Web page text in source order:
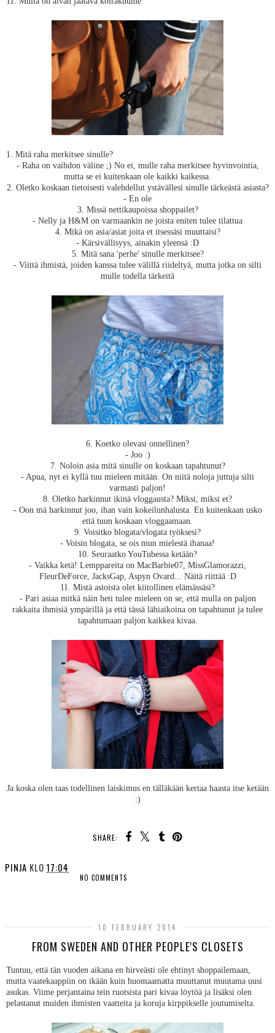
1. Mitä raha merkitsee sinulle?
- Raha on vaihdon väline ;) No ei, mulle raha merkitsee hyvinvointia,
mutta se ei kuitenkaan ole kaikki kaikessa.
2. Oletko koskaan tietoisesti valehdellut ystävällesi sinulle tärkeästä asiasta?
- En ole
3. Missä nettikaupoissa shoppailet?
- Nelly ja H&M on varmaankin ne joista eniten tulee tilattua
4. Mikä on asia/asiat joita et itsessäsi muuttaisi?
- Kärsivällisyys, ainakin yleensä :D
5. Mitä sana 'perhe' sinulle merkitsee?
- Viittä ihmistä, joiden kanssa tulee välillä riideltyä, mutta jotka on silti
mulle todella tärkeitä
6. Koetko olevasi onnellinen?
- Joo :)
7. Noloin asia mitä sinulle on koskaan tapahtunut?
- Apua, nyt ei kyllä tuu mieleen mitään. On niitä noloja juttuja silti
varmasti paljon!
8. Oletko harkinnut ikinä vloggausta? Miksi, miksi et?
- Oon mä harkinnut joo, ihan vain kokeilunhalusta. En kuitenkaan usko
että tuun koskaan vloggaamaan.
9. Voisitko blogata/vlogata työksesi?
- Voisin blogata, se ois mun mielestä ihanaa!
10. Seuraatko YouTubessa ketään?
- Vaikka ketä! Lemppareita on MacBarbie07, MissGlamorazzi,
FleurDeForce, JacksGap, Aspyn Ovard... Näitä riittää :D
11. Mistä asioista olet kiitollinen elämässäsi?
- Pari asiaa mitkä näin heti tulee mieleen on se, että mulla on paljon
rakkaita ihmisiä ympärillä ja että tässä lähiaikoina on tapahtunut ja tulee
tapahtumaan paljon kaikkea kivaa.
Ja koska olen taas todellinen laiskimus en tälläkään kertaa haasta itse ketään
:)
SHARE:
PINJA KLO 17:04
NO COMMENTS
10 FEBRUARY 2014
FROM SWEDEN AND OTHER PEOPLE'S CLOSETS
Tuntuu, että tän vuoden aikana en hirveästi ole ehtinyt shoppailemaan,
mutta vaatekaappiin on ikään kuin huomaamatta muuttanut muutama uusi
asukas. Viime perjantaina tein ruotsista pari kivaa löytöä ja lisäksi olen
pelastanut muiden ihmisten vaatteita ja koruja kirppikselle joutumiselta.